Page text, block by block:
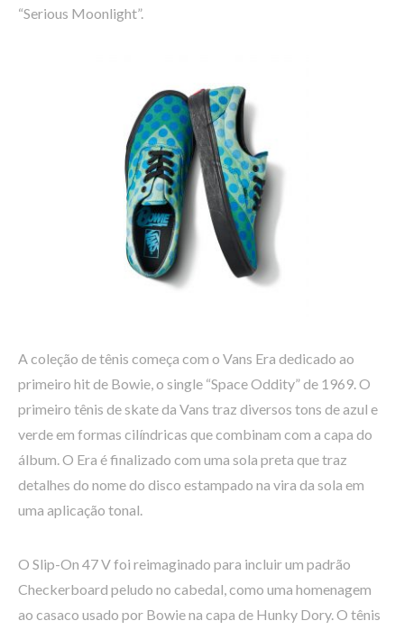
“Serious Moonlight”.
A coleção de tênis começa com o Vans Era dedicado ao
primeiro hit de Bowie, o single “Space Oddity” de 1969. O
primeiro tênis de skate da Vans traz diversos tons de azul e
verde em formas cilíndricas que combinam com a capa do
álbum. O Era é finalizado com uma sola preta que traz
detalhes do nome do disco estampado na vira da sola em
uma aplicação tonal.
O Slip-On 47 V foi reimaginado para incluir um padrão
Checkerboard peludo no cabedal, como uma homenagem
ao casaco usado por Bowie na capa de Hunky Dory. O tênis